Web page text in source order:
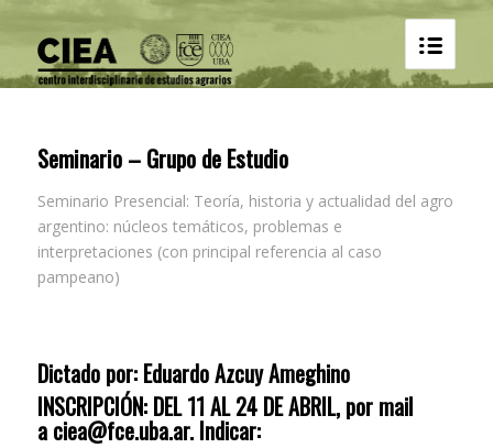
Seminario – Grupo de Estudio
Seminario Presencial: Teoría, historia y actualidad del agro
argentino: núcleos temáticos, problemas e
interpretaciones (con principal referencia al caso
pampeano)
Dictado por: Eduardo Azcuy Ameghino
INSCRIPCIÓN: DEL 11 AL 24 DE ABRIL, por mail
a ciea@fce.uba.ar. Indicar: